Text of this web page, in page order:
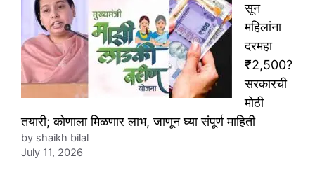
सून
महिलांना
दरमहा
₹2,500?
सरकारची
मोठी
तयारी; कोणाला मिळणार लाभ, जाणून घ्या संपूर्ण माहिती
by shaikh bilal
July 11, 2026